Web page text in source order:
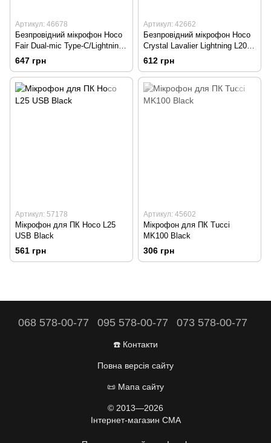
Артикул: 46678
Безпровідний мікрофон Hoco
Fair Dual-mic Type-C/Lightning
L20A Black
647 грн
Артикул: 42662
Безпровідний мікрофон Hoco
Crystal Lavalier Lightning L20
Black
612 грн
Артикул: 57178
Мікрофон для ПК Hoco L25
USB Black
561 грн
Артикул: 45602
Мікрофон для ПК Tucci
MK100 Black
306 грн
068 578-00-77 095 578-00-77 073 578-00-77
☎️ Контакти
Повна версія сайту
📜 Мапа сайту
© 2013—2026
Інтернет-магазин CMA